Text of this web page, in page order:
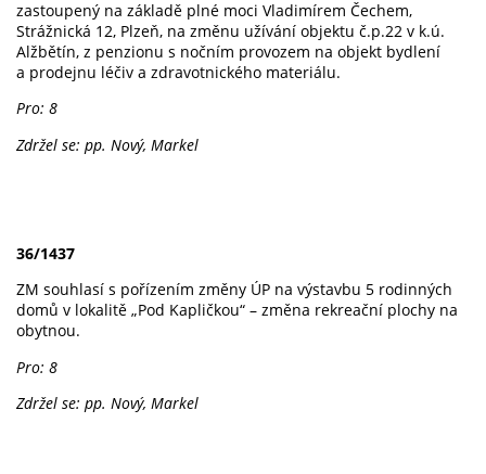
zastoupený na základě plné moci Vladimírem Čechem,
Strážnická 12, Plzeň, na změnu užívání objektu č.p.22 v k.ú.
Alžbětín, z penzionu s nočním provozem na objekt bydlení
a prodejnu léčiv a zdravotnického materiálu.
Pro: 8
Zdržel se: pp. Nový, Markel
36/1437
ZM souhlasí s pořízením změny ÚP na výstavbu 5 rodinných
domů v lokalitě „Pod Kapličkou“ – změna rekreační plochy na
obytnou.
Pro: 8
Zdržel se: pp. Nový, Markel